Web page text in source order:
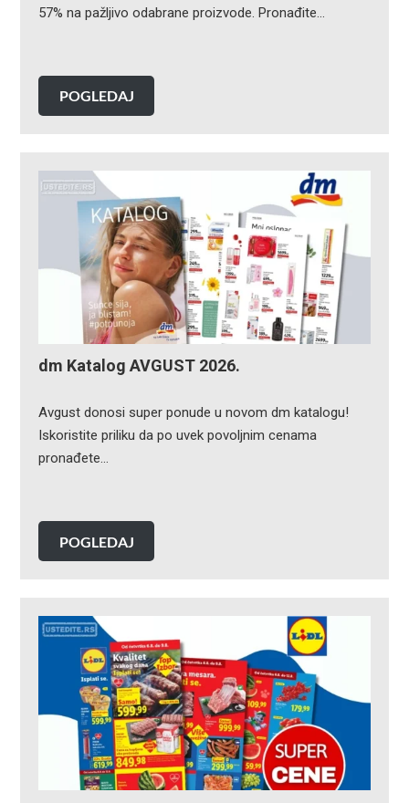
57% na pažljivo odabrane proizvode. Pronađite…
POGLEDAJ
dm Katalog AVGUST 2026.
Avgust donosi super ponude u novom dm katalogu!
Iskoristite priliku da po uvek povoljnim cenama
pronađete…
POGLEDAJ